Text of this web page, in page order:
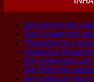
Geschichte der
Das System der
Theoretische
Arabische
Die Verbreitung
Die Rolle des
Der arabische